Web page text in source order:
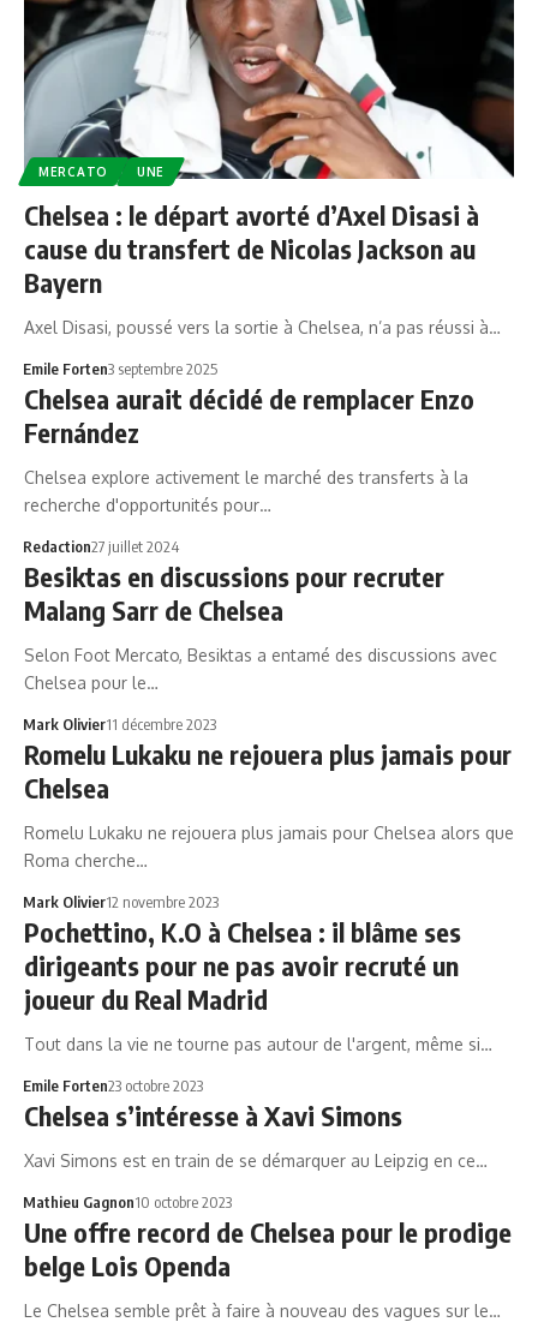
MERCATO UNE
Chelsea : le départ avorté d’Axel Disasi à
cause du transfert de Nicolas Jackson au
Bayern
Axel Disasi, poussé vers la sortie à Chelsea, n’a pas réussi à…
Emile Forten3 septembre 2025
Chelsea aurait décidé de remplacer Enzo
Fernández
Chelsea explore activement le marché des transferts à la
recherche d'opportunités pour…
Redaction27 juillet 2024
Besiktas en discussions pour recruter
Malang Sarr de Chelsea
Selon Foot Mercato, Besiktas a entamé des discussions avec
Chelsea pour le…
Mark Olivier11 décembre 2023
Romelu Lukaku ne rejouera plus jamais pour
Chelsea
Romelu Lukaku ne rejouera plus jamais pour Chelsea alors que
Roma cherche…
Mark Olivier12 novembre 2023
Pochettino, K.O à Chelsea : il blâme ses
dirigeants pour ne pas avoir recruté un
joueur du Real Madrid
Tout dans la vie ne tourne pas autour de l'argent, même si…
Emile Forten23 octobre 2023
Chelsea s’intéresse à Xavi Simons
Xavi Simons est en train de se démarquer au Leipzig en ce…
Mathieu Gagnon10 octobre 2023
Une offre record de Chelsea pour le prodige
belge Lois Openda
Le Chelsea semble prêt à faire à nouveau des vagues sur le…